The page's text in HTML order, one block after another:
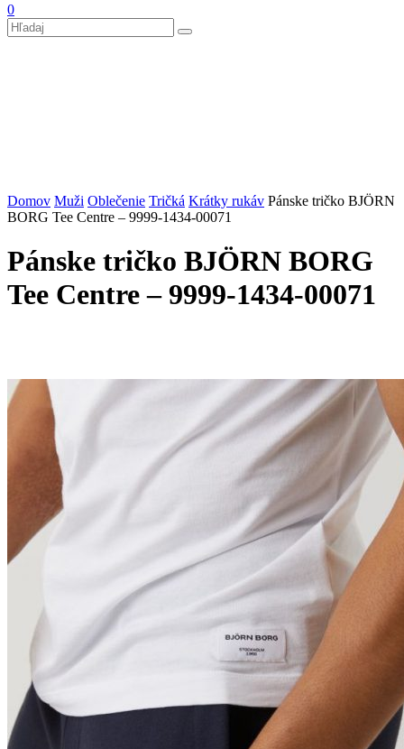
0
Domov Muži Oblečenie Tričká Krátky rukáv Pánske tričko BJÖRN
BORG Tee Centre – 9999-1434-00071
Pánske tričko BJÖRN BORG
Tee Centre – 9999-1434-00071